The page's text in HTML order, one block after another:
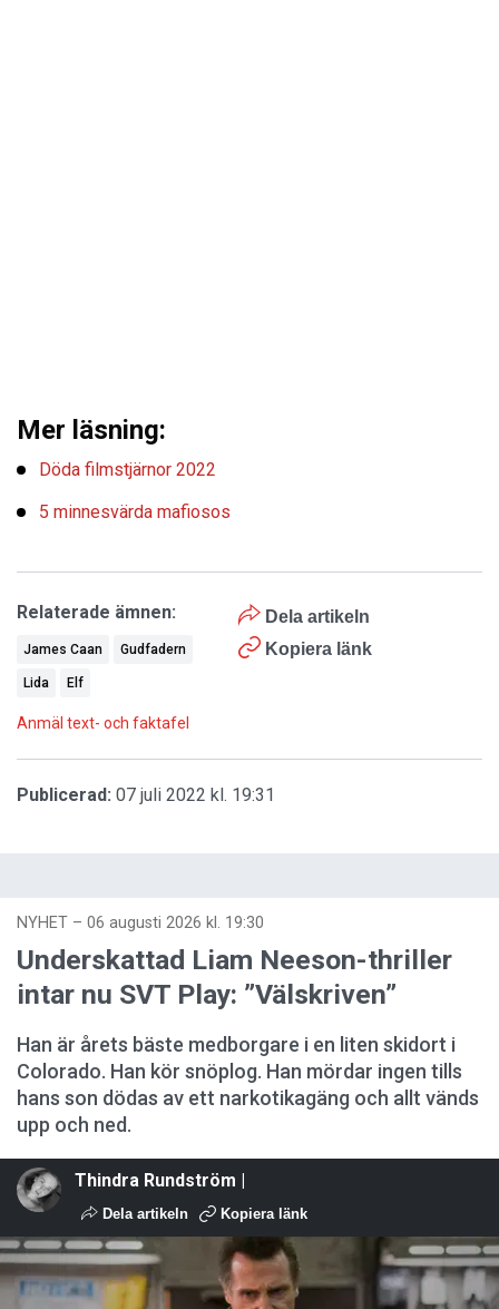
Mer läsning:
Döda filmstjärnor 2022
5 minnesvärda mafiosos
Dela artikeln
Kopiera länk
Relaterade ämnen:
James Caan Gudfadern
Lida Elf
Anmäl text- och faktafel
Publicerad: 07 juli 2022 kl. 19:31
NYHET – 06 augusti 2026 kl. 19:30
Underskattad Liam Neeson-thriller
intar nu SVT Play: ”Välskriven”
Han är årets bäste medborgare i en liten skidort i
Colorado. Han kör snöplog. Han mördar ingen tills
hans son dödas av ett narkotikagäng och allt vänds
upp och ned.
Thindra Rundström |
Dela artikeln Kopiera länk